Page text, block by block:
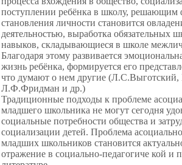
поступлении ребёнка в школу, решающим
становления личности становится
деятельностью, выработка обязательных
навыков, складывающиеся в школе
Благодаря этому развивается
жизнь ребёнка, формируется его
что думают о нем другие
Л.Ф.Фридман и др.)
Традиционные подходы к проблеме
младшего школьника не могут сегодня
социальные потребности общества и
социализации детей. Проблема
младших школьников становится
отражение в социально-педагогиче кой и